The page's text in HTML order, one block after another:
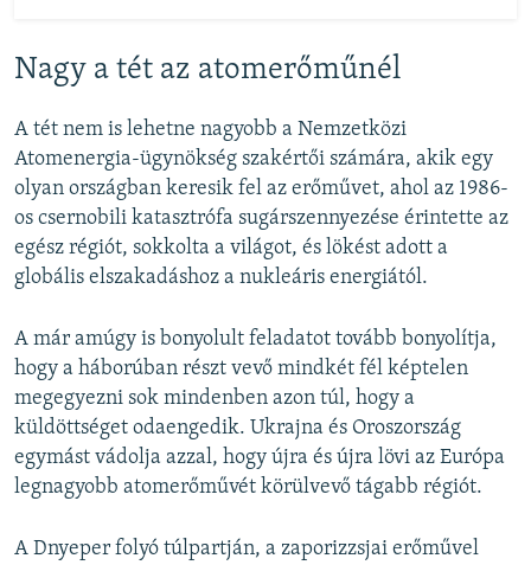
Nagy a tét az atomerőműnél
A tét nem is lehetne nagyobb a Nemzetközi
Atomenergia-ügynökség szakértői számára, akik egy
olyan országban keresik fel az erőművet, ahol az 1986-
os csernobili katasztrófa sugárszennyezése érintette az
egész régiót, sokkolta a világot, és lökést adott a
globális elszakadáshoz a nukleáris energiától.
A már amúgy is bonyolult feladatot tovább bonyolítja,
hogy a háborúban részt vevő mindkét fél képtelen
megegyezni sok mindenben azon túl, hogy a
küldöttséget odaengedik. Ukrajna és Oroszország
egymást vádolja azzal, hogy újra és újra lövi az Európa
legnagyobb atomerőművét körülvevő tágabb régiót.
A Dnyeper folyó túlpartján, a zaporizzsjai erőművel